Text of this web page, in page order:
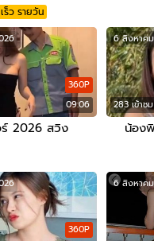
ร็ว รายวัน
09:06
360P
ร์ 2026 สวิง
283 เข้าชม
6 สิงหาค
น้อง
360P
6 สิงหาค